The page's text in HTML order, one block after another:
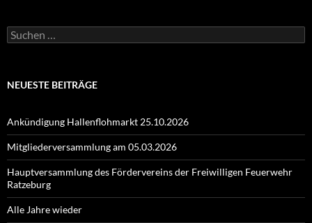
Suchen
nach:
NEUESTE BEITRÄGE
Ankündigung Hallenflohmarkt 25.10.2026
Mitgliederversammlung am 05.03.2026
Hauptversammlung des Fördervereins der Freiwilligen Feuerwehr
Ratzeburg
Alle Jahre wieder